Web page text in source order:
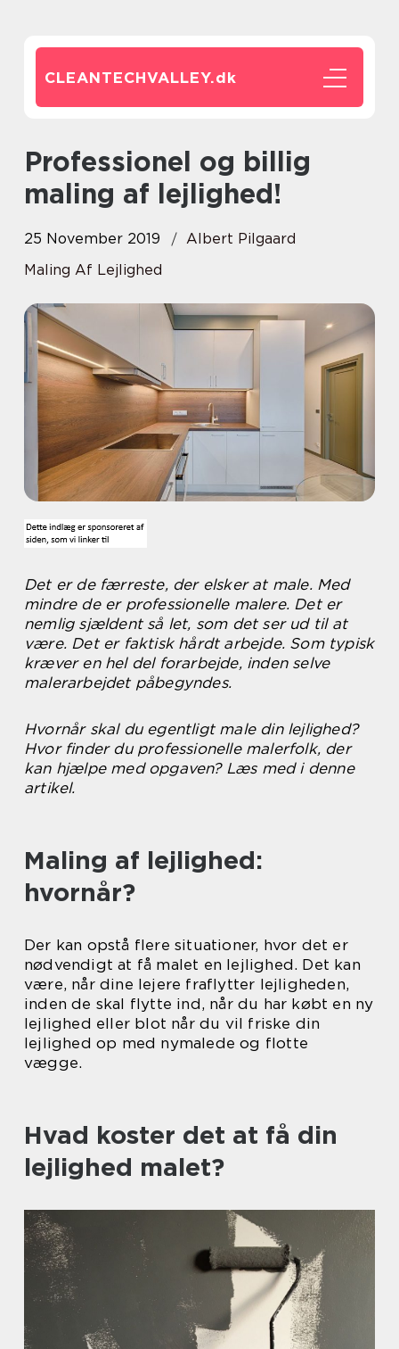
CLEANTECHVALLEY.dk
Professionel og billig
maling af lejlighed!
25 November 2019
Albert Pilgaard
Maling Af Lejlighed
Det er de færreste, der elsker at male. Med
mindre de er professionelle malere. Det er
nemlig sjældent så let, som det ser ud til at
være. Det er faktisk hårdt arbejde. Som typisk
kræver en hel del forarbejde, inden selve
malerarbejdet påbegyndes.
Hvornår skal du egentligt male din lejlighed?
Hvor finder du professionelle malerfolk, der
kan hjælpe med opgaven? Læs med i denne
artikel.
Maling af lejlighed:
hvornår?
Der kan opstå flere situationer, hvor det er
nødvendigt at få malet en lejlighed. Det kan
være, når dine lejere fraflytter lejligheden,
inden de skal flytte ind, når du har købt en ny
lejlighed eller blot når du vil friske din
lejlighed op med nymalede og flotte
vægge.
Hvad koster det at få din
lejlighed malet?